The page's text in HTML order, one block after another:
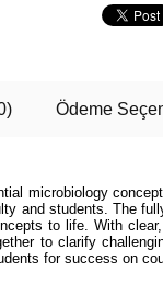
Ödeme
microbiology
students. The
to life. With
to clarify
for success on